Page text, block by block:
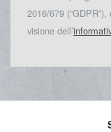
2016/679
visione dell’